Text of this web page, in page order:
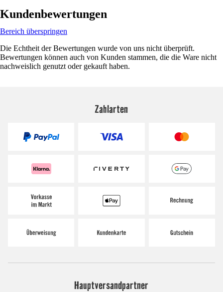
Kundenbewertungen
Bereich überspringen
Die Echtheit der Bewertungen wurde von uns nicht überprüft.
Bewertungen können auch von Kunden stammen, die die Ware nicht
nachweislich genutzt oder gekauft haben.
Zahlarten
Hauptversandpartner